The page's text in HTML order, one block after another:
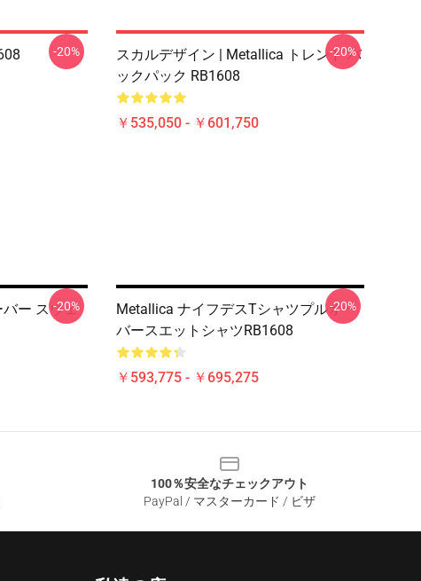
-20%
スカルデザイン | Metallica トレンド バ
ックパック RB1608
￥535,050 - ￥601,750
-20%
ー スウェ
-20%
Metallica ナイフデスTシャツプルオー
バースエットシャツRB1608
￥593,775 - ￥695,275
-20%
100％安全なチェックアウト
PayPal / マスターカード / ビザ